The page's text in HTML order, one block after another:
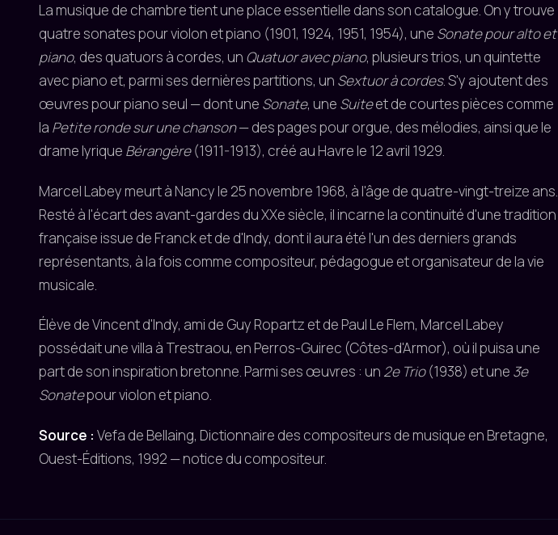
La musique de chambre tient une place essentielle dans son catalogue. On y trouve
quatre sonates pour violon et piano (1901, 1924, 1951, 1954), une Sonate pour alto et
piano, des quatuors à cordes, un Quatuor avec piano, plusieurs trios, un quintette
avec piano et, parmi ses dernières partitions, un Sextuor à cordes. S'y ajoutent des
œuvres pour piano seul — dont une Sonate, une Suiteet de courtes pièces comme
la Petite ronde sur une chanson— des pages pour orgue, des mélodies, ainsi que le
drame lyrique Bérangère(1911-1913), créé au Havre le 12 avril 1929.
Marcel Labey meurt à Nancy le 25 novembre 1968, à l'âge de quatre-vingt-treize ans.
Resté à l'écart des avant-gardes du XXe siècle, il incarne la continuité d'une tradition
française issue de Franck et de d'Indy, dont il aura été l'un des derniers grands
représentants, à la fois comme compositeur, pédagogue et organisateur de la vie
musicale.
Élève de Vincent d'Indy, ami de Guy Ropartz et de Paul Le Flem, Marcel Labey
possédait une villa à Trestraou, en Perros-Guirec (Côtes-d'Armor), où il puisa une
part de son inspiration bretonne. Parmi ses œuvres : un 2e Trio(1938) et une 3e
Sonatepour violon et piano.
Source : Vefa de Bellaing, Dictionnaire des compositeurs de musique en Bretagne,
Ouest-Éditions, 1992 — notice du compositeur.